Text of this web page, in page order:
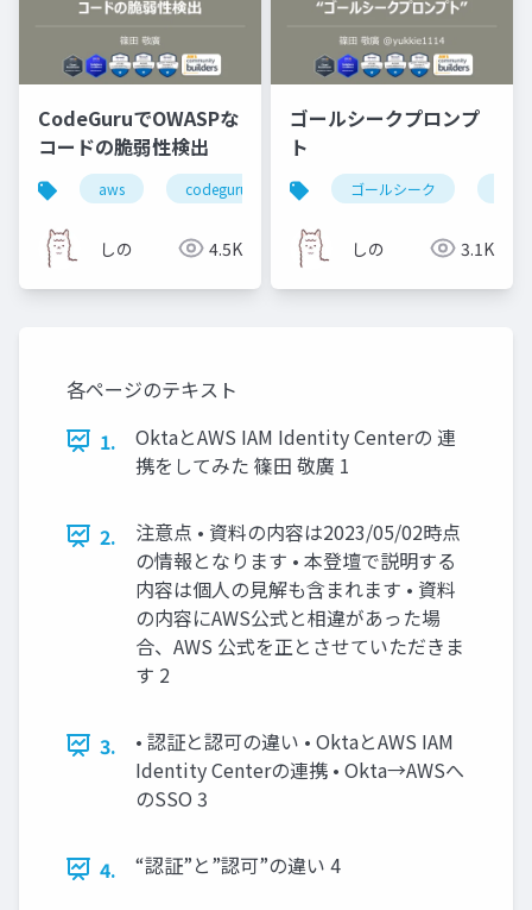
CodeGuruでOWASPな
コードの脆弱性検出
aws codeguru セキュリティ 脆弱性
しの 4.5K
ゴールシークプロンプ
ト
ゴールシーク
しの 3.1K
各ページのテキスト
1.
OktaとAWS IAM Identity Centerの 連
携をしてみた 篠田 敬廣 1
2.
注意点 • 資料の内容は2023/05/02時点
の情報となります • 本登壇で説明する
内容は個人の見解も含まれます • 資料
の内容にAWS公式と相違があった場
合、AWS 公式を正とさせていただきま
す 2
3.
• 認証と認可の違い • OktaとAWS IAM
Identity Centerの連携 • Okta→AWSへ
のSSO 3
4. “認証”と”認可”の違い 4